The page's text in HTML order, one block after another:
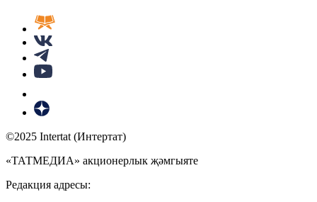
©2025 Intertat (Интертат)
«ТАТМЕДИА» акционерлык җәмгыяте
Редакция адресы: